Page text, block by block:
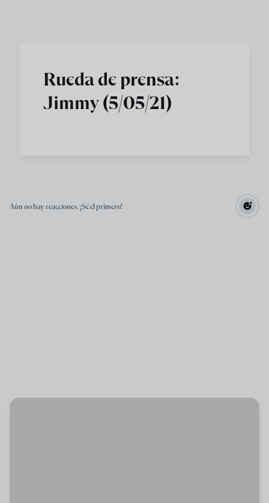
Rueda de prensa:
Jimmy (5/05/21)
Aún no hay reacciones. ¡Sé el primero!